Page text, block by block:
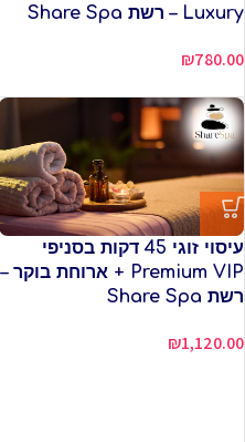
Luxury – רשת Share Spa
₪780.00
עיסוי זוגי 45 דקות בסניפי
Premium VIP + ארוחת בוקר –
רשת Share Spa
₪1,120.00